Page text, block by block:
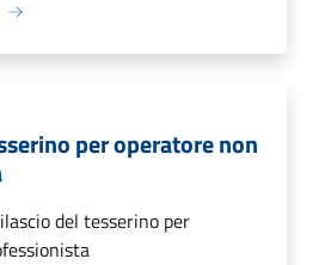
per operatore non
del tesserino per